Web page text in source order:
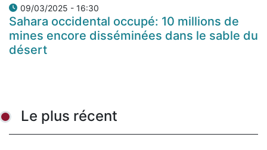
09/03/2025 - 16:30
Sahara occidental occupé: 10 millions de
mines encore disséminées dans le sable du
désert
Le plus récent